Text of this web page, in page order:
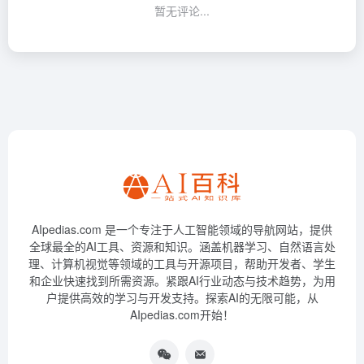
暂无评论...
AIpedias.com 是一个专注于人工智能领域的导航网站，提供
全球最全的AI工具、资源和知识。涵盖机器学习、自然语言处
理、计算机视觉等领域的工具与开源项目，帮助开发者、学生
和企业快速找到所需资源。紧跟AI行业动态与技术趋势，为用
户提供高效的学习与开发支持。探索AI的无限可能，从
AIpedias.com开始！